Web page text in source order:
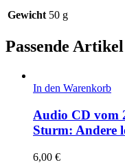
Gewicht 50 g
Passende Artikel
In den Warenkorb
Audio CD vom
Sturm: Andere
6,00 €